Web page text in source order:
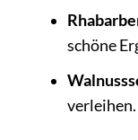
schöne
verleihen.